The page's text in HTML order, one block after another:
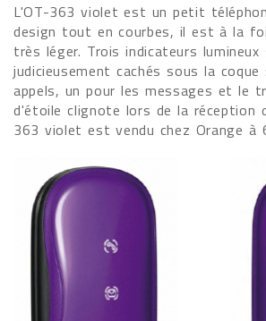
L'OT-363 violet est un petit
design tout en courbes, il est à la
très léger. Trois indicateurs
judicieusement cachés sous la
appels, un pour les messages et le
d'étoile clignote lors de la réception
363 violet est vendu chez Orange à